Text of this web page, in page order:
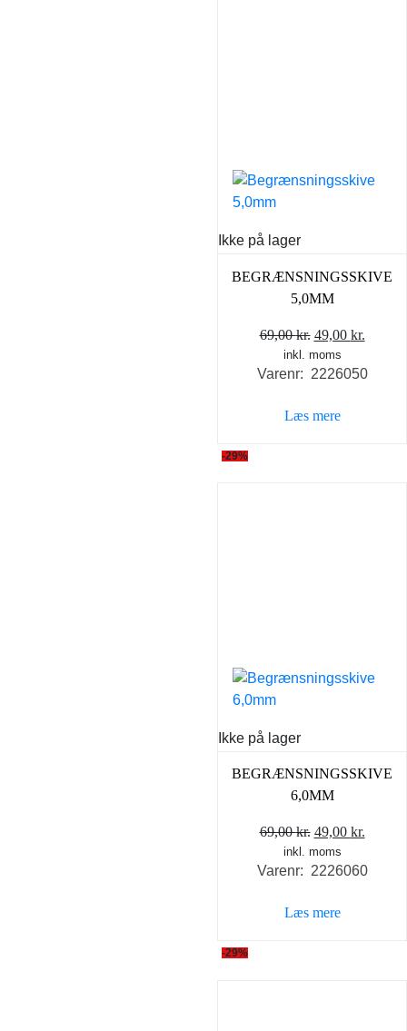
Ikke på lager
BEGRÆNSNINGSSKIVE
5,0MM
69,00kr. Den
oprindelige
pris
69,00 kr..
49,00 kr.
pris
inkl. moms
Varenr: 2226050
Læs mere
-29%
Ikke på lager
BEGRÆNSNINGSSKIVE
6,0MM
69,00kr. Den
oprindelige
pris
69,00 kr..
49,00 kr.Den
pris
inkl. moms
Varenr: 2226060
Læs mere
-29%